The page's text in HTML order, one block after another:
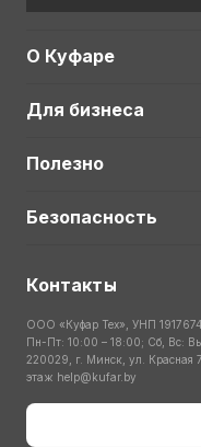
О Куфаре
Для бизнеса
Полезно
Безопасность
Контакты
ООО «Куфар Тех», УНП
Пн-Пт: 10:00 – 18:00; Сб, Вс:
220029, г. Минск, ул. Красная
этаж help@kufar.by